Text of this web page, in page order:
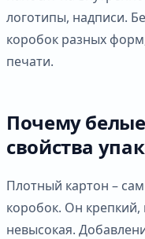
логотипы, надписи.
коробок разных
печати.
Почему
свойства
Плотный картон –
коробок. Он
невысокая.